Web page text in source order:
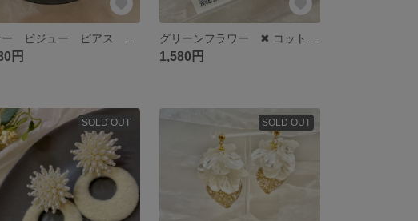
円 1,580円
SOLD OUT SOLD OUT